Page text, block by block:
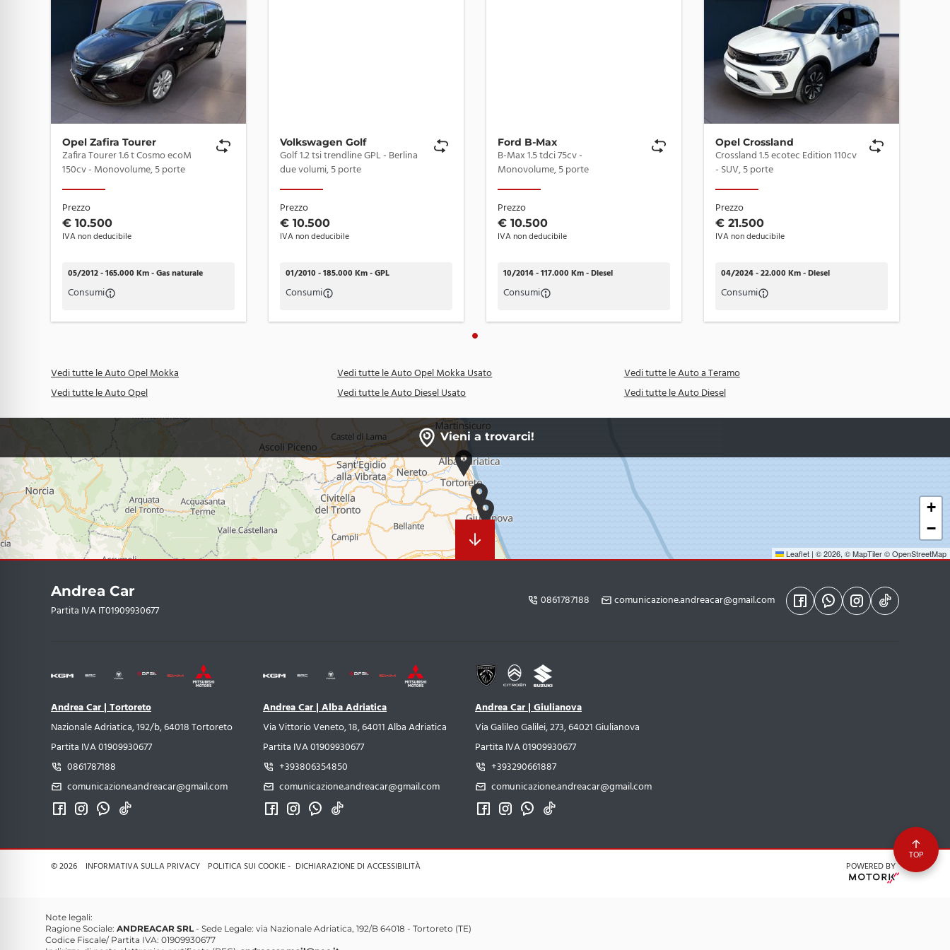
• Verifica chilometrica
• Certificazione di provenienza
• Possibilità di prova su strada
• Valutazione dell’usato in permuta
• Assistenza post-vendita dedicata
• Supporto pratiche auto
• Consegna in tutta Italia (su richiesta)
- TRASPARENZA DEI DATI
Consigliamo sempre di verificarli con un consulenteAndreaCar.
Opel Zafira Tourer
Zafira Tourer 1.6 t Cosmo ecoM
150cv - Monovolume, 5 porte
Prezzo
€ 10.500
IVA non deducibile
05/2012 - 165.000 Km - Gas naturale
Consumi
Volkswagen Golf
Golf 1.2 tsi trendline GPL - Berlina
due volumi, 5 porte
Prezzo
€ 10.500
IVA non deducibile
01/2010 - 185.000 Km - GPL
Consumi
Ford B-Max
B-Max 1.5 tdci 75cv -
Monovolume, 5 porte
Prezzo
€ 10.500
IVA non deducibile
10/2014 - 117.000 Km - Diesel
Consumi
Opel Crossland
Crossland 1.5 ecotec Edition 110cv
- SUV, 5 porte
Prezzo
€ 21.500
IVA non deducibile
04/2024 - 22.000 Km - Diesel
Consumi
Vedi tutte le Auto Opel Mokka Vedi tutte le Auto Opel Mokka Usato
Vedi tutte le Auto a Teramo
Vedi tutte le Auto Opel
Vedi tutte le Auto Diesel Usato Vedi tutte le Auto Diesel
Vieni a trovarci!
+
−
Leaflet | © 2026, © MapTiler© OpenStreetMap
Andrea Car
Partita IVA IT01909930677
0861787188 comunicazione.andreacar@gmail.com
Andrea Car | Tortoreto
Nazionale Adriatica, 192/b, 64018 Tortoreto
Partita IVA 01909930677
0861787188
comunicazione.andreacar@gmail.com
Andrea Car | Alba Adriatica
Via Vittorio Veneto, 18, 64011 Alba Adriatica
Partita IVA 01909930677
+393806354850
comunicazione.andreacar@gmail.com
Andrea Car | Giulianova
Via Galileo Galilei, 273, 64021 Giulianova
Partita IVA 01909930677
+393290661887
comunicazione.andreacar@gmail.com
© 2026 INFORMATIVA SULLA PRIVACY POLITICA SUI COOKIE DICHIARAZIONE DI ACCESSIBILITÀ POWERED BY
TOP
Note legali:
Ragione Sociale: ANDREACAR SRL - Sede Legale: via Nazionale Adriatica, 192/B 64018 - Tortoreto (TE)
Codice Fiscale/ Partita IVA: 01909930677